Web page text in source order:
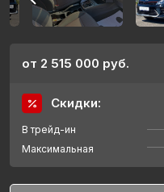
от 2 515 000 руб.
Скидки:
В трейд-ин
Максимальная